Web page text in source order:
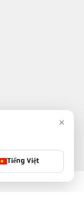
chúng tôi? Đội ngũ
×
Tiếng Việt